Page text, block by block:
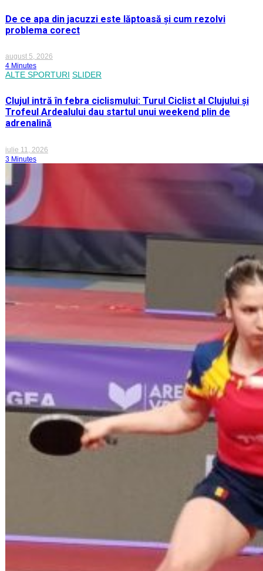
De ce apa din jacuzzi este lăptoasă și cum rezolvi
problema corect
august 5, 2026
4 Minutes
ALTE SPORTURI SLIDER
Clujul intră în febra ciclismului: Turul Ciclist al Clujului și
Trofeul Ardealului dau startul unui weekend plin de
adrenalină
iulie 11, 2026
3 Minutes